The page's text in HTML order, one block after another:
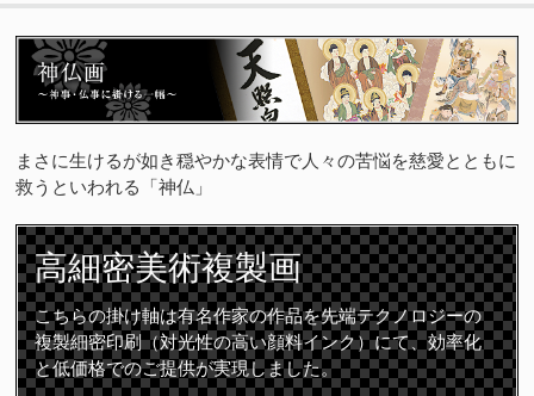
まさに生けるが如き穏やかな表情で人々の苦悩を慈愛とともに
救うといわれる「神仏」
高細密美術複製画
こちらの掛け軸は有名作家の作品を先端テクノロジーの
複製細密印刷（対光性の高い顔料インク）にて、効率化
と低価格でのご提供が実現しました。